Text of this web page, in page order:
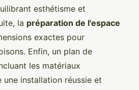
esthétisme et
la préparation de l'espace
exactes pour
Enfin, un plan de
les matériaux
une installation réussie et